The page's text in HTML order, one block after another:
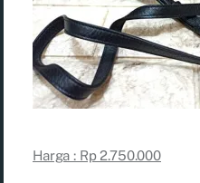
Harga : Rp 2.750.000